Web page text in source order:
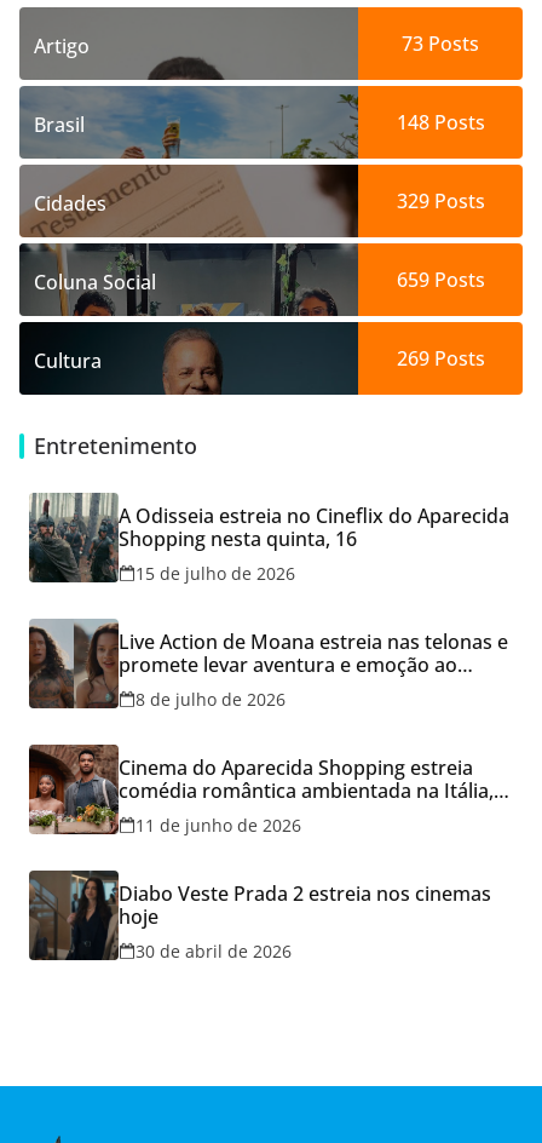
Artigo 73 Posts
Brasil 148Posts
Cidades 329Posts
Coluna Social 659Posts
Cultura 269Posts
Entretenimento
A Odisseia estreia no Cineflix do Aparecida
Shopping nesta quinta, 16
15 de julho de 2026
Live Action de Moana estreia nas telonas e
promete levar aventura e emoção ao
Cineflix do Aparecida Shopping
8 de julho de 2026
Cinema do Aparecida Shopping estreia
comédia romântica ambientada na Itália,
hoje e lança promoção para o Dia dos
Namorados
11 de junho de 2026
Diabo Veste Prada 2 estreia nos cinemas
hoje
30 de abril de 2026